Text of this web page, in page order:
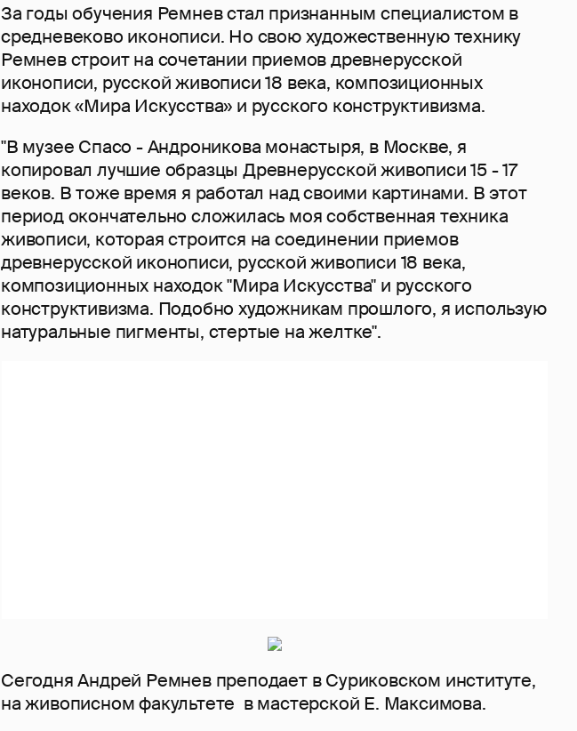
За годы обучения Ремнев стал признанным специалистом в
средневеково иконописи. Но свою художественную технику
Ремнев строит на сочетании приемов древнерусской
иконописи, русской живописи 18 века, композиционных
находок «Мира Искусства» и русского конструктивизма.
"В музее Спасо - Андроникова монастыря, в Москве, я
копировал лучшие образцы Древнерусской живописи 15 - 17
веков. В тоже время я работал над своими картинами. В этот
период окончательно сложилась моя собственная техника
живописи, которая строится на соединении приемов
древнерусской иконописи, русской живописи 18 века,
композиционных находок "Мира Искусства" и русского
конструктивизма. Подобно художникам прошлого, я использую
натуральные пигменты, стертые на желтке".
Сегодня Андрей Ремнев преподает в Суриковском институте,
на живописном факультете в мастерской Е. Максимова.